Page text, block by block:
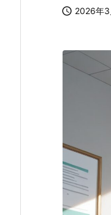
 2026年3